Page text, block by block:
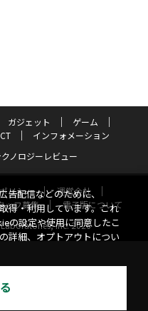
ガジェット
ゲーム
インフォメーション
ノロジーレビュー
リシー
運営会社
ッフ募集
電子版について
Laboratories, Inc. 2026
告配信などのために、
得・利用しています。これ
の設定や使用に同意したこ
詳細、オプトアウトについ